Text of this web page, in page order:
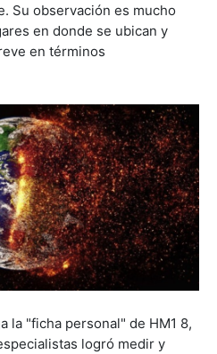
Su observación es mucho
en donde se ubican y
en términos
la "ficha personal" de HM1 8,
logró medir y